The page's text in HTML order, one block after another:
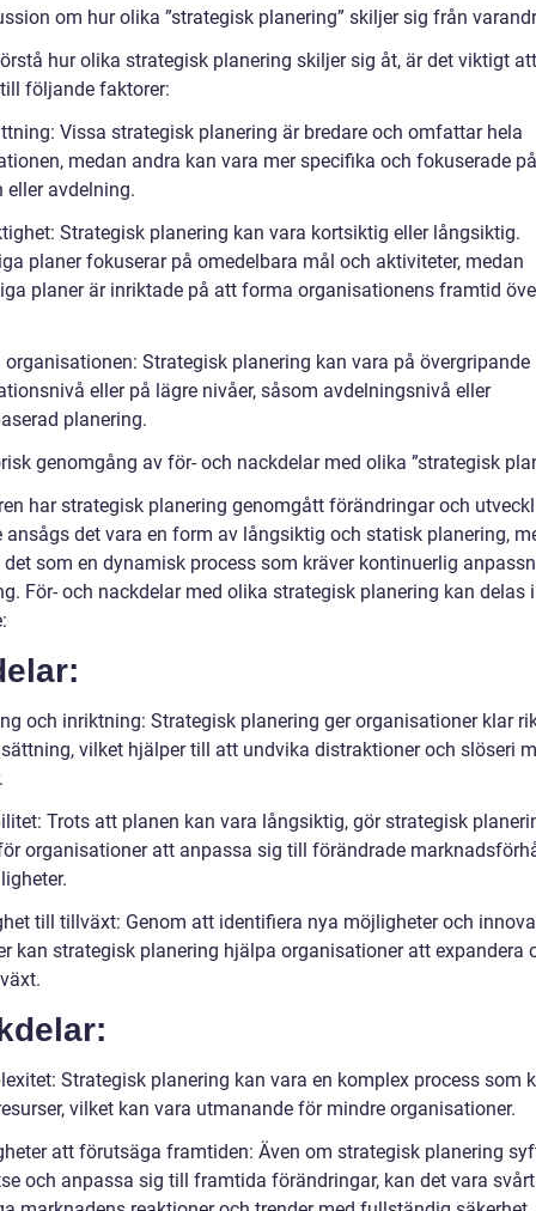
om hur olika ”strategisk planering” skiljer sig från
hur olika strategisk planering skiljer sig åt, är det viktigt
följande faktorer:
Vissa strategisk planering är bredare och omfattar hela
medan andra kan vara mer specifika och fokuserade
eller avdelning.
Strategisk planering kan vara kortsiktig eller långsiktig.
planer fokuserar på omedelbara mål och aktiviteter, medan
planer är inriktade på att forma organisationens framtid
organisationen: Strategisk planering kan vara på övergripande
eller på lägre nivåer, såsom avdelningsnivå eller
planering.
genomgång av för- och nackdelar med olika ”strategisk
har strategisk planering genomgått förändringar och
ansågs det vara en form av långsiktig och statisk planering,
det som en dynamisk process som kräver kontinuerlig
För- och nackdelar med olika strategisk planering kan delas
och inriktning: Strategisk planering ger organisationer klar
vilket hjälper till att undvika distraktioner och slöseri
Trots att planen kan vara långsiktig, gör strategisk
organisationer att anpassa sig till förändrade
till tillväxt: Genom att identifiera nya möjligheter och
kan strategisk planering hjälpa organisationer att expandera
Strategisk planering kan vara en komplex process som
vilket kan vara utmanande för mindre organisationer.
att förutsäga framtiden: Även om strategisk planering
och anpassa sig till framtida förändringar, kan det vara